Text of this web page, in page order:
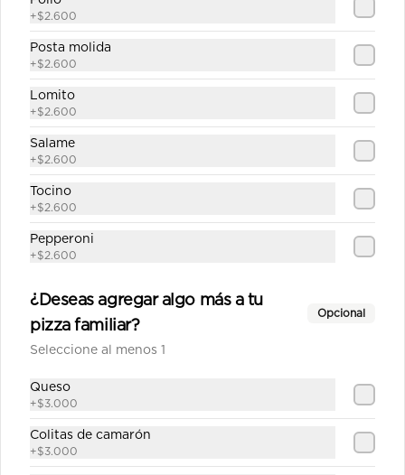
jamón, aceitunas, pimentón, tomate,
jamón, palmitos, choclo, alcachofa,
$12.590
+$2.600
Posta molida
+$2.600
Lomito
+$2.600
Salame
+$2.600
Tocino
+$2.600
Pepperoni
+$2.600
¿Deseas agregar algo más a tu
pizza familiar?
Opcional
Seleccione al menos 1
Queso
+$3.000
Colitas de camarón
+$3.000